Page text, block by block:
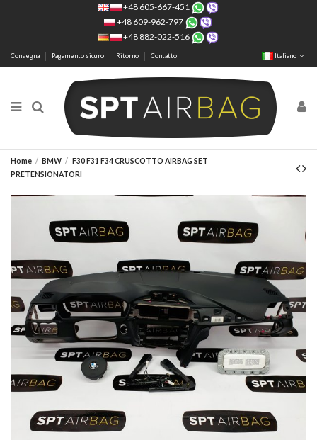
+48 605-667-451
+48 609-962-797
+48 882-022-516
Consegna Pagamento sicuro Ritorno Contatto Italiano
Home BMW
F30 F31 F34 CRUSCOTTO AIRBAG SET
PRETENSIONATORI